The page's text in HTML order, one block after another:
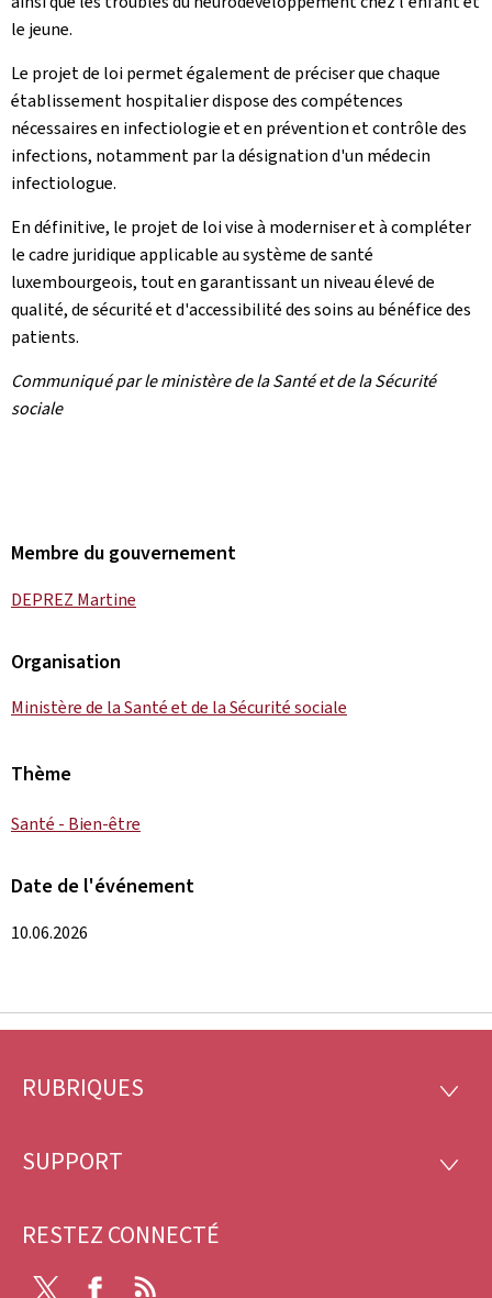
le jeune.
Le projet de loi permet également de préciser que chaque
établissement hospitalier dispose des compétences
nécessaires en infectiologie et en prévention et contrôle des
infections, notamment par la désignation d'un médecin
infectiologue.
En définitive, le projet de loi vise à moderniser et à compléter
le cadre juridique applicable au système de santé
luxembourgeois, tout en garantissant un niveau élevé de
qualité, de sécurité et d'accessibilité des soins au bénéfice des
patients.
Communiqué par le ministère de la Santé et de la Sécurité
sociale
Membre du gouvernement
DEPREZ Martine
Organisation
Ministère de la Santé et de la Sécurité sociale
Thème
Santé - Bien-être
Date de l'événement
10.06.2026
Pied
page
RUBRIQUES
SUPPORT
RESTEZ CONNECTÉ
Facebook